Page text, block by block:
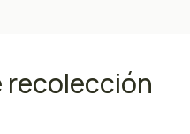
recolección